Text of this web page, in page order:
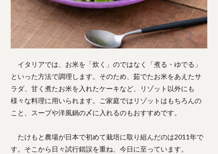
イタリアでは、お米を「炊く」のではなく「煮る・ゆでる」
といった方法で調理します。そのため、茹でたお米をあえたサ
ラダ、甘く煮たお米を入れたケーキなど、リゾット以外にも
様々な料理に用いられます。ご家庭ではリゾットはもちろんの
こと、スープや洋風鍋の〆に入れるのもおすすめです。
たけもと農場が日本で初めて栽培に取り組んだのは2011年で
す。そこから日々試行錯誤を重ね、今日に至っています。